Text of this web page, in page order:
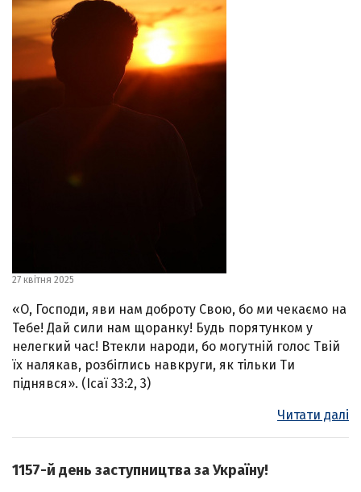
27 квітня 2025
«О, Господи, яви нам доброту Свою, бо ми чекаємо на
Тебе! Дай сили нам щоранку! Будь порятунком у
нелегкий час! Втекли народи, бо могутній голос Твій
їх налякав, розбіглись навкруги, як тільки Ти
піднявся». (Ісаї 33:2, 3)
Читати далі
1157-й день заступництва за Україну!